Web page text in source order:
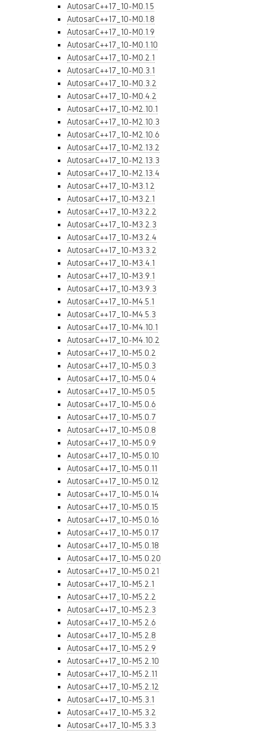
AutosarC++17_10-M0.1.5
AutosarC++17_10-M0.1.8
AutosarC++17_10-M0.1.9
AutosarC++17_10-M0.1.10
AutosarC++17_10-M0.2.1
AutosarC++17_10-M0.3.1
AutosarC++17_10-M0.3.2
AutosarC++17_10-M0.4.2
AutosarC++17_10-M2.10.1
AutosarC++17_10-M2.10.3
AutosarC++17_10-M2.10.6
AutosarC++17_10-M2.13.2
AutosarC++17_10-M2.13.3
AutosarC++17_10-M2.13.4
AutosarC++17_10-M3.1.2
AutosarC++17_10-M3.2.1
AutosarC++17_10-M3.2.2
AutosarC++17_10-M3.2.3
AutosarC++17_10-M3.2.4
AutosarC++17_10-M3.3.2
AutosarC++17_10-M3.4.1
AutosarC++17_10-M3.9.1
AutosarC++17_10-M3.9.3
AutosarC++17_10-M4.5.1
AutosarC++17_10-M4.5.3
AutosarC++17_10-M4.10.1
AutosarC++17_10-M4.10.2
AutosarC++17_10-M5.0.2
AutosarC++17_10-M5.0.3
AutosarC++17_10-M5.0.4
AutosarC++17_10-M5.0.5
AutosarC++17_10-M5.0.6
AutosarC++17_10-M5.0.7
AutosarC++17_10-M5.0.8
AutosarC++17_10-M5.0.9
AutosarC++17_10-M5.0.10
AutosarC++17_10-M5.0.11
AutosarC++17_10-M5.0.12
AutosarC++17_10-M5.0.14
AutosarC++17_10-M5.0.15
AutosarC++17_10-M5.0.16
AutosarC++17_10-M5.0.17
AutosarC++17_10-M5.0.18
AutosarC++17_10-M5.0.20
AutosarC++17_10-M5.0.21
AutosarC++17_10-M5.2.1
AutosarC++17_10-M5.2.2
AutosarC++17_10-M5.2.3
AutosarC++17_10-M5.2.6
AutosarC++17_10-M5.2.8
AutosarC++17_10-M5.2.9
AutosarC++17_10-M5.2.10
AutosarC++17_10-M5.2.11
AutosarC++17_10-M5.2.12
AutosarC++17_10-M5.3.1
AutosarC++17_10-M5.3.2
AutosarC++17_10-M5.3.3